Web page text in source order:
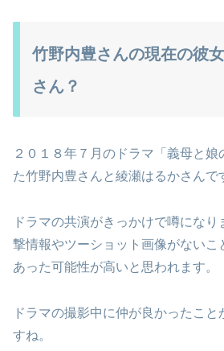
竹野内豊さんの現在の彼
さん？
２０１８年７月のドラマ「義母と娘
た竹野内豊さんと綾瀬はるかさんで
ドラマの共演がきっかけで噂になり
撃情報やツーショット画像がないこ
あった可能性が高いと思われます。
ドラマの撮影中に仲が良かったこ
すね。